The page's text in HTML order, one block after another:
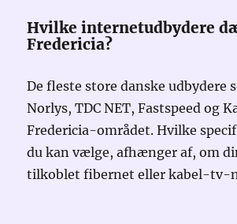
Hvilke internetudbydere
Fredericia?
De fleste store danske udbydere
Norlys, TDC NET, Fastspeed og
Fredericia-området. Hvilke
du kan vælge, afhænger af, om
tilkoblet fibernet eller kabel-tv-